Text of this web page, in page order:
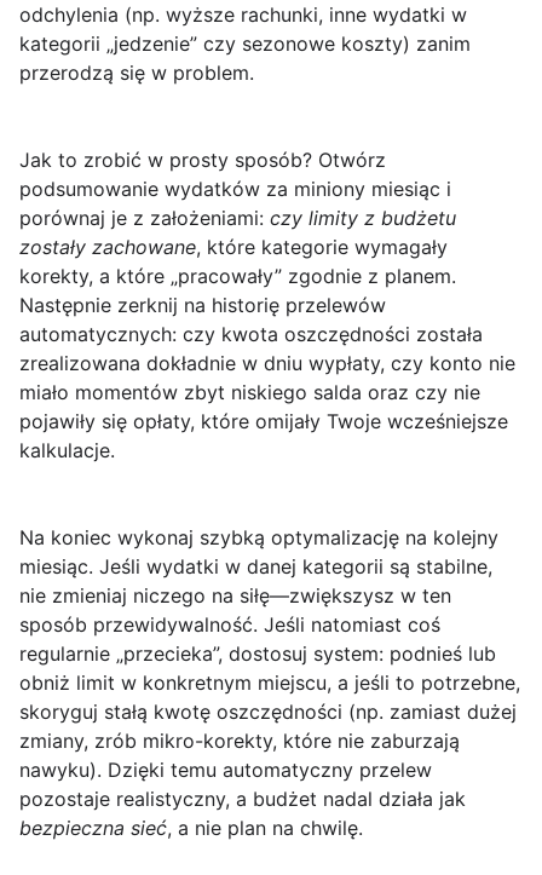
odchylenia (np. wyższe rachunki, inne wydatki w
kategorii „jedzenie” czy sezonowe koszty) zanim
przerodzą się w problem.
Jak to zrobić w prosty sposób? Otwórz
podsumowanie wydatków za miniony miesiąc i
porównaj je z założeniami: czy limity z budżetu
zostały zachowane, które kategorie wymagały
korekty, a które „pracowały” zgodnie z planem.
Następnie zerknij na historię przelewów
automatycznych: czy kwota oszczędności została
zrealizowana dokładnie w dniu wypłaty, czy konto nie
miało momentów zbyt niskiego salda oraz czy nie
pojawiły się opłaty, które omijały Twoje wcześniejsze
kalkulacje.
Na koniec wykonaj szybką optymalizację na kolejny
miesiąc. Jeśli wydatki w danej kategorii są stabilne,
nie zmieniaj niczego na siłę—zwiększysz w ten
sposób przewidywalność. Jeśli natomiast coś
regularnie „przecieka”, dostosuj system: podnieś lub
obniż limit w konkretnym miejscu, a jeśli to potrzebne,
skoryguj stałą kwotę oszczędności (np. zamiast dużej
zmiany, zrób mikro-korekty, które nie zaburzają
nawyku). Dzięki temu automatyczny przelew
pozostaje realistyczny, a budżet nadal działa jak
bezpieczna sieć, a nie plan na chwilę.